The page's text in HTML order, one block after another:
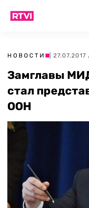
НОВОСТИ |
Замглавы
стал
ООН